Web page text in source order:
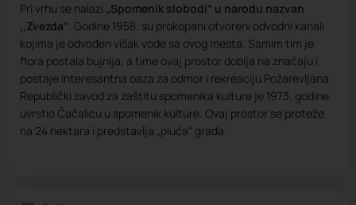
Pri vrhu se nalazi „Spomenik slobodi“ u narodu nazvan
‚‚Zvezda“. Godine 1958. su prokopani otvoreni odvodni kanali
kojima je odvođen višak vode sa ovog mesta. Samim tim je
flora postala bujnija, a time ovaj prostor dobija na značaju i
postaje interesantna oaza za odmor i rekreaciju Požarevljana.
Republički zavod za zaštitu spomenika kulture je 1973. godine
uvrstio Čačalicu u spomenik kulture. Ovaj prostor se proteže
na 24 hektara i predstavlja „pluća“ grada.